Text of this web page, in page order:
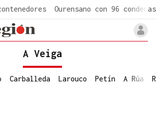
Ourensano con 96 condenas
A Veiga
Carballeda Larouco Petín A Rúa